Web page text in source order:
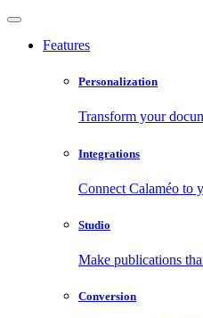
Features
Personalization
Transform your
Integrations
Connect Calaméo to
Studio
Make publications
Conversion